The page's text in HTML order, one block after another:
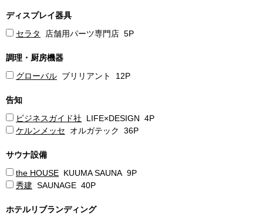
ディスプレイ器具
セラタ
店舗用パーツ専門店 5P
調理・厨房機器
グローバル ブリリアント 12P
告知
ビジネスガイド社 LIFE×DESIGN 4P
ケルンメッセ オルガテック 36P
サウナ設備
the HOUSE KUUMA SAUNA 9P
秀建 SAUNAGE 40P
ホテルリブランディング